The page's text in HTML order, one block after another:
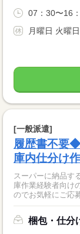
07：30〜16
月曜日 火曜
[一般派遣]
履歴書不要
庫内仕分け
スーパーに納品す
庫作業経験者向け
のでお気軽にご応
梱包・仕分